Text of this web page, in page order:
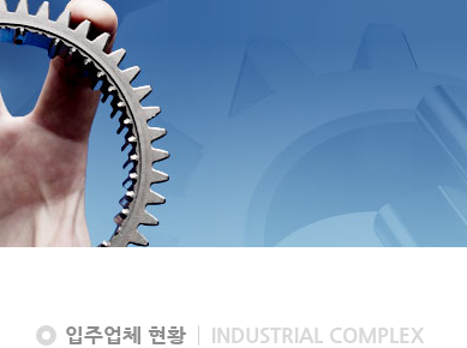
입주업체 현황 INDUSTRIAL COMPLEX